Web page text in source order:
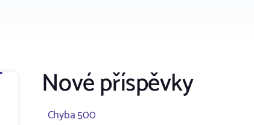
Nové příspěvky
Chyba 500